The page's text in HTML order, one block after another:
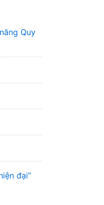
Quy
đại”